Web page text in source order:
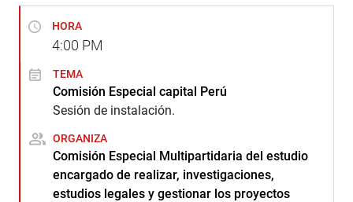
HORA
4:00 PM
TEMA
Comisión Especial capital Perú
Sesión de instalación.
ORGANIZA
Comisión Especial Multipartidaria del estudio
encargado de realizar, investigaciones,
estudios legales y gestionar los proyectos